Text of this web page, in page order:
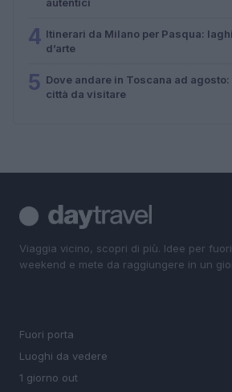
4 Itinerari da Milano per Pasqua:
d’arte
5 Dove andare in Toscana ad
città da visitare
Viaggia vicino, scopri di più. Idee per
weekend e mete da raggiungere in un
Fuori porta
Luoghi da vedere
1 giorno out